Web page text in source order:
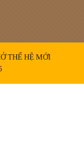
THẾ HỆ MỚI